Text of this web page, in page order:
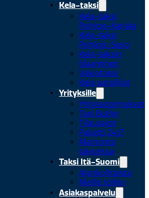
Kela-taksi
Kela-taksi
Pohjois-Karjala
Kela-taksi
Pohjois-Savo
Kela-taksin
tilaaminen
Vakiotaksi
Kela autoilijat
Yrityksille
Yrityssopimukset
Taxi Butler
Tilausajot
Paketti 24/7
Mainonta
takseissa
Taksi Itä-Suomi
Ajankohtaista
Meille töihin
Asiakaspalvelu